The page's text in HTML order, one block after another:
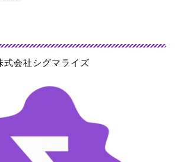
式会社シグマライズ